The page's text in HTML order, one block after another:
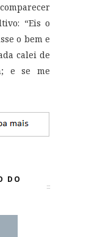
“Eis o
o bem e
calei de
e se me
DO